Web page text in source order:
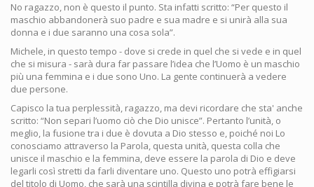
No ragazzo, non è questo il punto. Sta infatti scritto: “Per questo il
maschio abbandonerà suo padre e sua madre e si unirà alla sua
donna e i due saranno una cosa sola”.
Michele, in questo tempo - dove si crede in quel che si vede e in quel
che si misura - sarà dura far passare l’idea che l’Uomo è un maschio
più una femmina e i due sono Uno. La gente continuerà a vedere
due persone.
Capisco la tua perplessità, ragazzo, ma devi ricordare che sta' anche
scritto: “Non separi l’uomo ciò che Dio unisce”. Pertanto l’unità, o
meglio, la fusione tra i due è dovuta a Dio stesso e, poiché noi Lo
conosciamo attraverso la Parola, questa unità, questa colla che
unisce il maschio e la femmina, deve essere la parola di Dio e deve
legarli così stretti da farli diventare uno. Questo uno potrà effigiarsi
del titolo di Uomo, che sarà una scintilla divina e potrà fare bene le